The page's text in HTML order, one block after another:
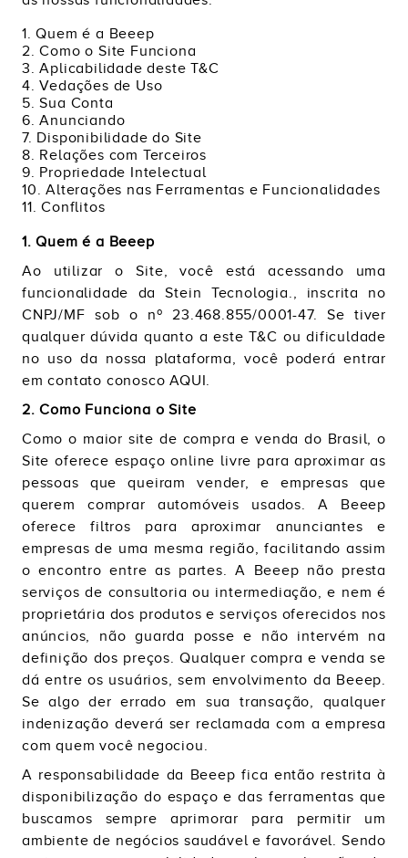
1. Quem é a Beeep
2. Como o Site Funciona
3. Aplicabilidade deste T&C
4. Vedações de Uso
5. Sua Conta
6. Anunciando
7. Disponibilidade do Site
8. Relações com Terceiros
9. Propriedade Intelectual
10. Alterações nas Ferramentas e Funcionalidades
11. Conflitos
1. Quem é a Beeep
Ao utilizar o Site, você está acessando uma
funcionalidade da Stein Tecnologia., inscrita no
CNPJ/MF sob o nº 23.468.855/0001-47. Se tiver
qualquer dúvida quanto a este T&C ou dificuldade
no uso da nossa plataforma, você poderá entrar
em contato conosco AQUI.
2. Como Funciona o Site
Como o maior site de compra e venda do Brasil, o
Site oferece espaço online livre para aproximar as
pessoas que queiram vender, e empresas que
querem comprar automóveis usados. A Beeep
oferece filtros para aproximar anunciantes e
empresas de uma mesma região, facilitando assim
o encontro entre as partes. A Beeep não presta
serviços de consultoria ou intermediação, e nem é
proprietária dos produtos e serviços oferecidos nos
anúncios, não guarda posse e não intervém na
definição dos preços. Qualquer compra e venda se
dá entre os usuários, sem envolvimento da Beeep.
Se algo der errado em sua transação, qualquer
indenização deverá ser reclamada com a empresa
com quem você negociou.
A responsabilidade da Beeep fica então restrita à
disponibilização do espaço e das ferramentas que
buscamos sempre aprimorar para permitir um
ambiente de negócios saudável e favorável. Sendo